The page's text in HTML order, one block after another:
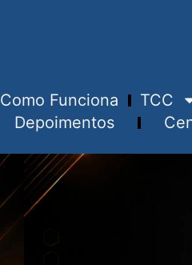
Como Funciona TCC
Depoimentos